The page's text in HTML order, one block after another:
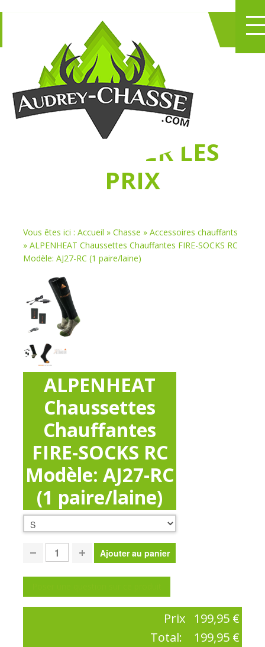
NE PERDEZ PLUS
DE TEMPS
CHASSER LES
PRIX
Vous êtes ici : Accueil » Chasse » Accessoires chauffants
» ALPENHEAT Chaussettes Chauffantes FIRE-SOCKS RC
Modèle: AJ27-RC (1 paire/laine)
ALPENHEAT
Chaussettes
Chauffantes
FIRE-SOCKS RC
Modèle: AJ27-RC
(1 paire/laine)
Prix 199,95 €
Total:
199,95 €